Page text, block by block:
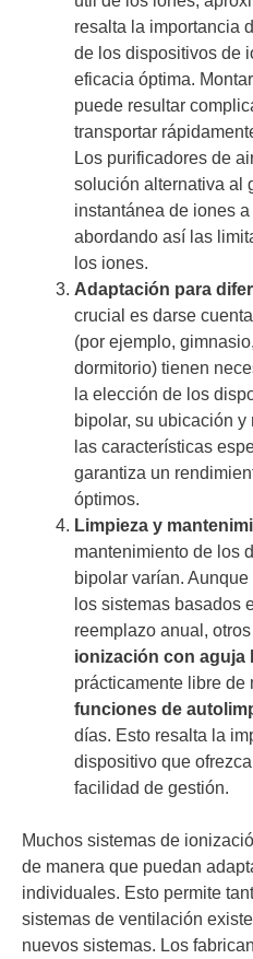
resalta la importancia
de los dispositivos de
eficacia óptima.
puede resultar
transportar
Los purificadores de
solución alternativa al
instantánea de iones
abordando así las
los iones.
Adaptación para
crucial es darse
(por ejemplo,
dormitorio) tienen
la elección de los
bipolar, su ubicación
las características
garantiza un
óptimos.
Limpieza y
mantenimiento de los
bipolar varían.
los sistemas basados
reemplazo anual,
ionización con aguja
prácticamente libre de
funciones de
días. Esto resalta la
dispositivo que
facilidad de gestión.
Muchos sistemas de
de manera que puedan
individuales. Esto permite
sistemas de ventilación
nuevos sistemas. Los